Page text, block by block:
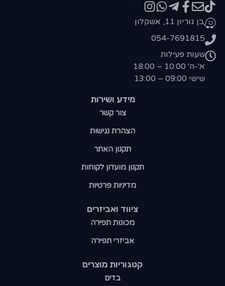
קטגוריות מוצרים​
בדים
ציווד ואביזרים
מכונות תפירה
אביזרי תפירה
מידע ושירות
צור קשר
הצהרת נגישות
תקנון האתר
תקנון מועדון לקוחות
מדיניות פרטיות
בן גוריון 11, אשקלון
054-7691815
שעות פעילות
א'-ה' 10:00 – 18:00
שישי 09:00 – 13:00